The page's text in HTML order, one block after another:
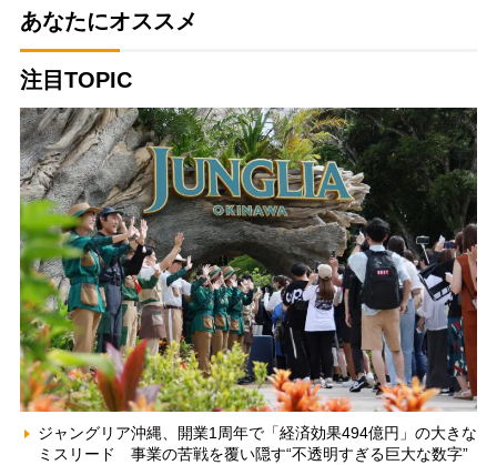
あなたにオススメ
注目TOPIC
ジャングリア沖縄、開業1周年で「経済効果494億円」の大きな
ミスリード 事業の苦戦を覆い隠す“不透明すぎる巨大な数字”